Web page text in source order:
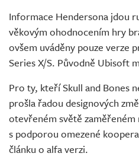
Informace Hendersona jdou
věkovým ohodnocením hry
ovšem uváděny pouze verze
Series X/S. Původně Ubisoft
Pro ty, kteří Skull and Bones
prošla řadou designových
otevřeném světě
s podporou omezené
článku o alfa verzi.